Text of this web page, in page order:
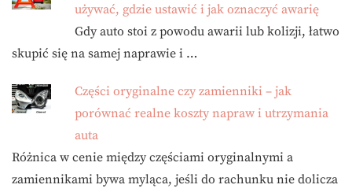
używać, gdzie ustawić i jak oznaczyć awarię
Gdy auto stoi z powodu awarii lub kolizji, łatwo
skupić się na samej naprawie i …
Części oryginalne czy zamienniki – jak
porównać realne koszty napraw i utrzymania
auta
Różnica w cenie między częściami oryginalnymi a
zamiennikami bywa myląca, jeśli do rachunku nie dolicza